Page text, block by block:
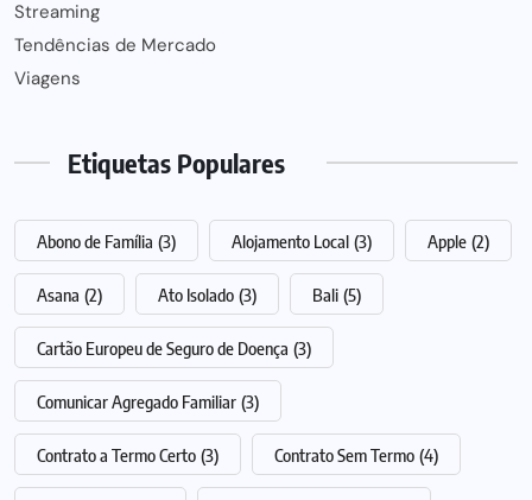
Streaming
Tendências de Mercado
Viagens
Etiquetas Populares
Abono de Família (3) Alojamento Local (3) Apple (2)
Asana (2) Ato Isolado (3) Bali (5)
Cartão Europeu de Seguro de Doença (3)
Comunicar Agregado Familiar (3)
Contrato a Termo Certo (3) Contrato Sem Termo (4)